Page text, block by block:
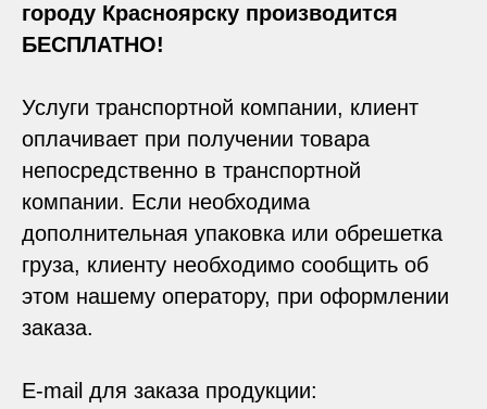
городу Красноярску производится
БЕСПЛАТНО!
Услуги транспортной компании, клиент
оплачивает при получении товара
непосредственно в транспортной
компании. Если необходима
дополнительная упаковка или обрешетка
груза, клиенту необходимо сообщить об
этом нашему оператору, при оформлении
заказа.
E-mail для заказа продукции: